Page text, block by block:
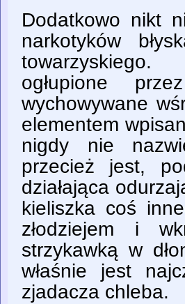
Dodatkowo nikt
narkotyków
ogłupione
wychowywane
elementem
nigdy nie
przecież jest,
działająca
kieliszka coś
złodziejem i
strzykawką w
właśnie jest
zjadacza chleba.